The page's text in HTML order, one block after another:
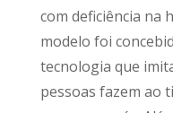
com deficiência na
modelo foi
tecnologia que
pessoas fazem ao